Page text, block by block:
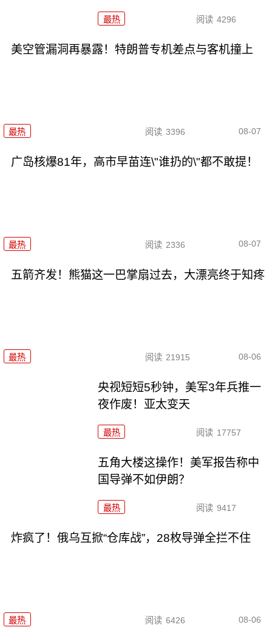
最热 阅读 4296
美空管漏洞再暴露！特朗普专机差点与客机撞上
最热 阅读 3396 08-07
广岛核爆81年，高市早苗连\"谁扔的\"都不敢提！
最热 阅读 2336 08-07
五箭齐发！熊猫这一巴掌扇过去，大漂亮终于知疼
最热 阅读 21915 08-06
央视短短5秒钟，美军3年兵推一
夜作废！亚太变天
最热 阅读 17757
五角大楼这操作！美军报告称中
国导弹不如伊朗？
最热 阅读 9417
炸疯了！俄乌互掀“仓库战”，28枚导弹全拦不住
最热 阅读 6426 08-06